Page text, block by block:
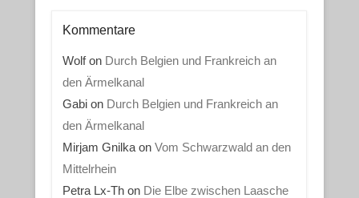
Kommentare
Wolfon Durch Belgien und Frankreich an
den Ärmelkanal
Gabion Durch Belgien und Frankreich an
den Ärmelkanal
Mirjam Gnilkaon Vom Schwarzwald an den
Mittelrhein
Petra Lx-Thon Die Elbe zwischen Laasche